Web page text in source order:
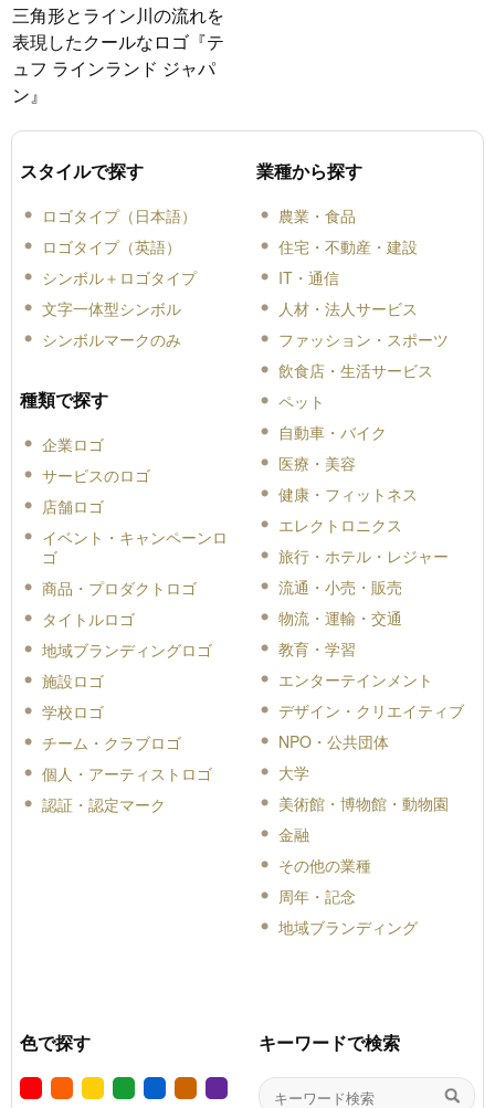
三角形とライン川の流れを
表現したクールなロゴ『テ
ュフ ラインランド ジャパ
ン』
スタイルで探す
ロゴタイプ（日本語）
ロゴタイプ（英語）
シンボル＋ロゴタイプ
文字一体型シンボル
シンボルマークのみ
種類で探す
企業ロゴ
サービスのロゴ
店舗ロゴ
イベント・キャンペーンロ
ゴ
商品・プロダクトロゴ
タイトルロゴ
地域ブランディングロゴ
施設ロゴ
学校ロゴ
チーム・クラブロゴ
個人・アーティストロゴ
認証・認定マーク
業種から探す
農業・食品
住宅・不動産・建設
IT・通信
人材・法人サービス
ファッション・スポーツ
飲食店・生活サービス
ペット
自動車・バイク
医療・美容
健康・フィットネス
エレクトロニクス
旅行・ホテル・レジャー
流通・小売・販売
物流・運輸・交通
教育・学習
エンターテインメント
デザイン・クリエイティブ
NPO・公共団体
大学
美術館・博物館・動物園
金融
その他の業種
周年・記念
地域ブランディング
色で探す キーワードで検索